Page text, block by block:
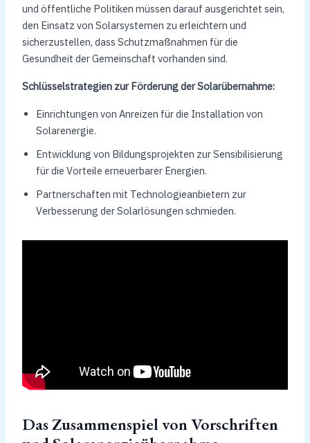
und öffentliche Politiken müssen darauf ausgerichtet sein,
den Einsatz von Solarsystemen zu erleichtern und
sicherzustellen, dass Schutzmaßnahmen für die
Gesundheit der Gemeinschaft vorhanden sind.
Schlüsselstrategien zur Förderung der Solarübernahme:
Einrichtungen von Anreizen für die Installation von
Solarenergie.
Entwicklung von Bildungsprojekten zur Sensibilisierung
für die Vorteile erneuerbarer Energien.
Partnerschaften mit Technologieanbietern zur
Verbesserung der Solarlösungen schmieden.
Das Zusammenspiel von Vorschriften